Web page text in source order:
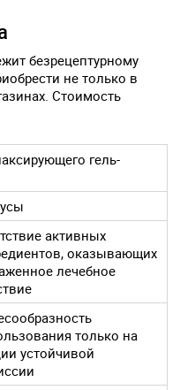
безрецептурному
не только в
Стоимость
гель-
активных
оказывающих
лечебное
только на
устойчивой